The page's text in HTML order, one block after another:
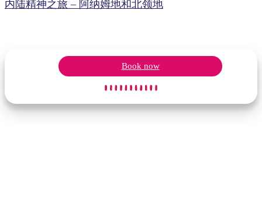
内陆精神之旅 – 阿纳姆地和北领地
Book now